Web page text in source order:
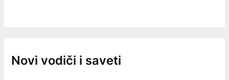
Novi vodiči i saveti